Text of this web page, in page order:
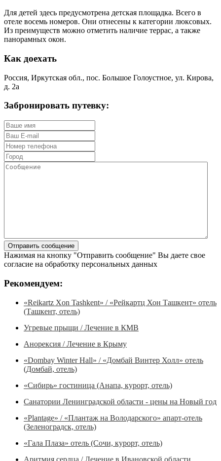
Для детей здесь предусмотрена детская площадка. Всего в
отеле восемь номеров. Они отнесены к категории люксовых.
Из преимуществ можно отметить наличие террас, а также
панорамных окон.
Как доехать
Россия, Иркутская обл., пос. Большое Голоустное, ул. Кирова,
д. 2а
Забронировать путевку:
Нажимая на кнопку "Отправить сообщение" Вы даете свое
согласие на обработку персональных данных
Рекомендуем:
«Reikartz Xon Tashkent» / «Рейкартц Хон Ташкент» отель
(Ташкент, отель)
Угревые прыщи / Лечение в КМВ
Анорексия / Лечение в Крыму
«Dombay Winter Hall» / «Домбай Винтер Холл» отель
(Домбай, отель)
«Сибирь» гостиница (Анапа, курорт, отель)
Санатории Ленинградской области - цены на Новый год
«Plantage» / «Плантаж на Володарского» апарт-отель
(Зеленоградск, отель)
«Гала Плаза» отель (Сочи, курорт, отель)
Аритмия сердца / Лечение в Ивановской области